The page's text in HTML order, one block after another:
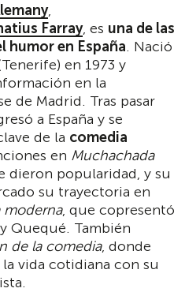
,
Farray, es una de las
humor en España. Nació
en 1973 y
en la
de Madrid. Tras pasar
a España y se
de la comedia
en Muchachada
dieron popularidad, y su
su trayectoria en
moderna, que copresentó
Quequé. También
de la comedia, donde
vida cotidiana con su